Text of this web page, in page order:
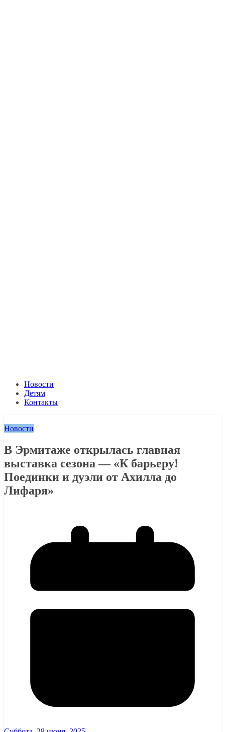
Новости
Детям
Контакты
Новости
В Эрмитаже открылась главная
выставка сезона — «К барьеру!
Поединки и дуэли от Ахилла до
Лифаря»